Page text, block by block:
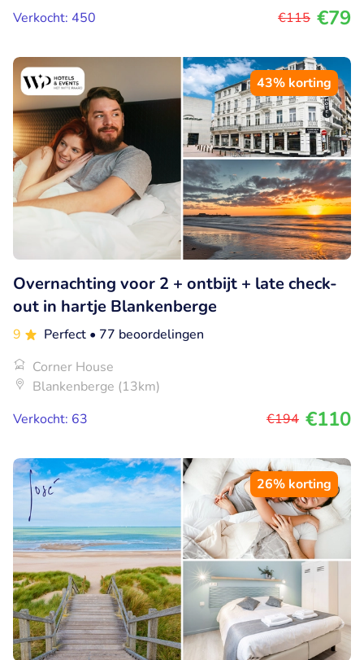
Verkocht: 450
€115 €79
43% korting
Overnachting voor 2 + ontbijt + late check-
out in hartje Blankenberge
9 Perfect • 77 beoordelingen
Corner House
Blankenberge (13km)
Verkocht: 63
€194 €110
26% korting